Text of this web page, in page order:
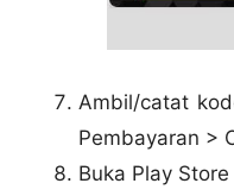
Ambil/catat
Pembayaran >
Buka Play